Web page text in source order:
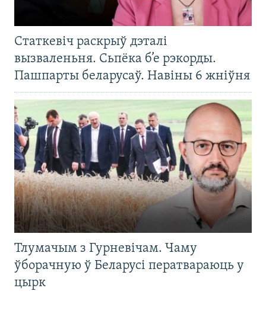
Статкевіч раскрыў дэталі
вызваленьня. Сьпёка б’е рэкорды.
Пашпарты беларусаў. Навіны 6 жніўня
Тлумачым з Гурневічам. Чаму
ўборачную ў Беларусі ператвараюць у
цырк